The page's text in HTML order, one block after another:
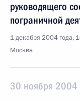
руководящего
пограничной
1 декабря 2004 года,
Москва
30 ноября 2004